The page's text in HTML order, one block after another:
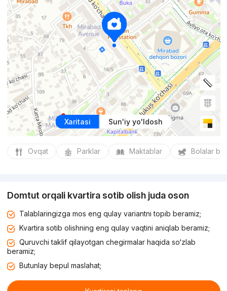
Xaritasi Sun'iy yo'ldosh
Ovqat Parklar Maktablar Bolalar
Domtut orqali kvartira sotib olish juda oson
Talablaringizga mos eng qulay variantni topib beramiz;
Kvartira sotib olishning eng qulay vaqtini aniqlab beramiz;
Quruvchi taklif qilayotgan chegirmalar haqida so‘zlab
beramiz;
Butunlay bepul maslahat;